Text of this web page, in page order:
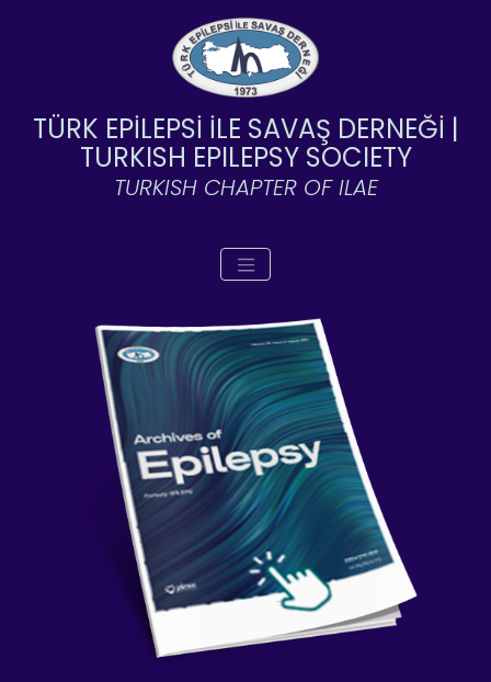
TÜRK EPİLEPSİ İLE SAVAŞ DERNEĞİ |
TURKISH EPILEPSY SOCIETY
TURKISH CHAPTER OF ILAE